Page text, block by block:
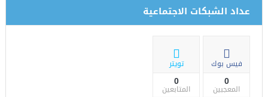
عداد الشبكات الاجتماعية
فيس بوك
0
المعجبين
تويتر
0
المتابعين